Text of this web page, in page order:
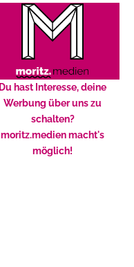
Du hast Interesse, deine
Werbung über uns zu
schalten?
moritz.medien macht's
möglich!